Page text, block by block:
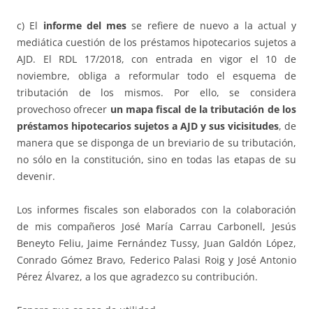
c) El informe del mes se refiere de nuevo a la actual y
mediática cuestión de los préstamos hipotecarios sujetos a
AJD. El RDL 17/2018, con entrada en vigor el 10 de
noviembre, obliga a reformular todo el esquema de
tributación de los mismos. Por ello, se considera
provechoso ofrecer un mapa fiscal de la tributación de los
préstamos hipotecarios sujetos a AJD y sus vicisitudes, de
manera que se disponga de un breviario de su tributación,
no sólo en la constitución, sino en todas las etapas de su
devenir.
Los informes fiscales son elaborados con la colaboración
de mis compañeros José María Carrau Carbonell, Jesús
Beneyto Feliu, Jaime Fernández Tussy, Juan Galdón López,
Conrado Gómez Bravo, Federico Palasi Roig y José Antonio
Pérez Álvarez, a los que agradezco su contribución.